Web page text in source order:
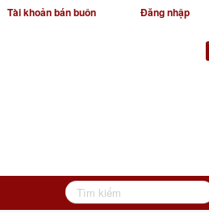
Đăng nhập
Tài khoản bán buôn